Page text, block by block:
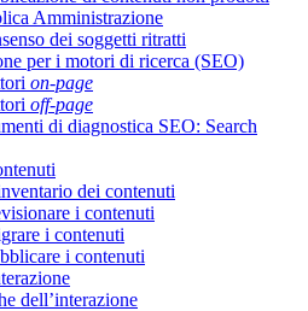
Amministrazione
dei soggetti ritratti
per i motori di ricerca (SEO)
on-page
off-page
di diagnostica SEO: Search
dei contenuti
i contenuti
i contenuti
i contenuti
dell’interazione